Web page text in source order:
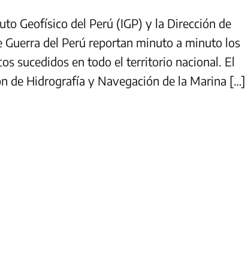
Geofísico del Perú (IGP) y la Dirección de
del Perú reportan minuto a minuto los
sucedidos en todo el territorio nacional. El
de Hidrografía y Navegación de la Marina […]